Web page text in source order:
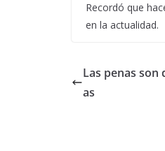
Recordó que
en la actualidad.
Las penas son
as